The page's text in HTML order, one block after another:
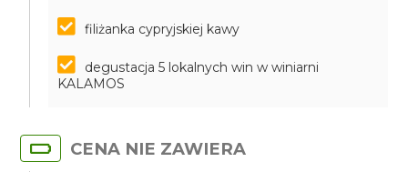
filiżanka cypryjskiej kawy
degustacja 5 lokalnych win w winiarni
KALAMOS
CENA NIE ZAWIERA